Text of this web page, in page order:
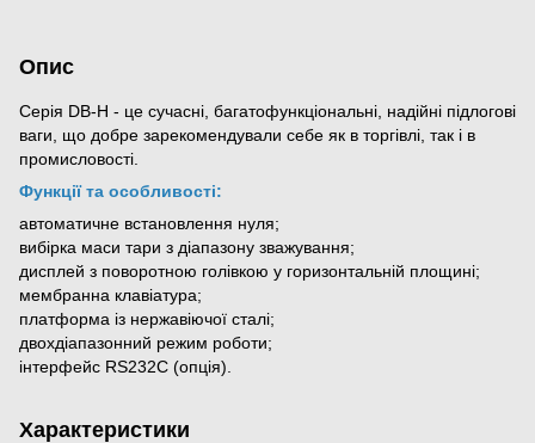
Опис
Серія DB-H - це сучасні, багатофункціональні, надійні підлогові
ваги, що добре зарекомендували себе як в торгівлі, так і в
промисловості.
Функції та особливості:
автоматичне встановлення нуля;
вибірка маси тари з діапазону зважування;
дисплей з поворотною голівкою у горизонтальній площині;
мембранна клавіатура;
платформа із нержавіючої сталі;
двохдіапазонний режим роботи;
інтерфейс RS232C (опція).
Характеристики